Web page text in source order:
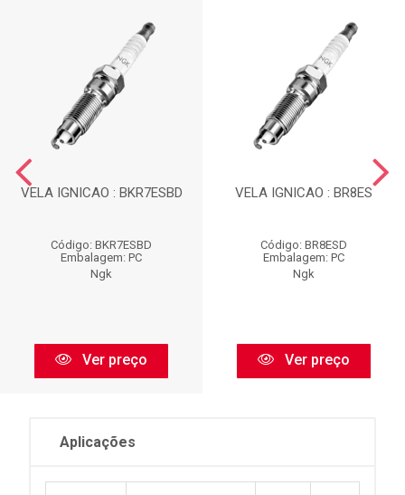
VELA IGNICAO : BKR7ESBD
Código: BKR7ESBD
Embalagem: PC
Ngk
Ver preço
VELA IGNICAO : BR8ES
Código: BR8ESD
Embalagem: PC
Ngk
Ver preço
Aplicações